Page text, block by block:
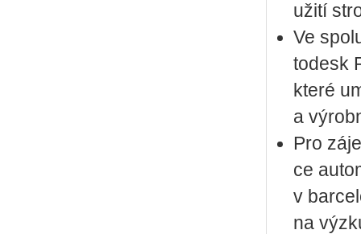
u­ži­tí
Ve
to­de­sk
které
a
Pro
ce
v
na